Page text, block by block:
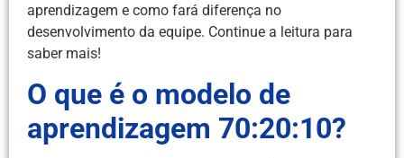
aprendizagem e como fará diferença no
desenvolvimento da equipe. Continue a leitura para
saber mais!
O que é o modelo de
aprendizagem 70:20:10?